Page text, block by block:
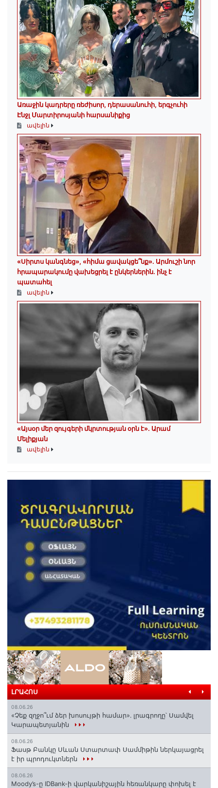
Առաջին կադրերը ռեժիսոր, դերասանուհի, երգչուհի
Էնջլ Մարտիրոսյանի հարսանիքից
ավելին
«Սիրտս կանգնեց», «հիմա ցավակցե՞նք». Արմուշի նոր
հրապարակումը վախեցրել է ընկերներին. ինչ է
պատահել
ավելին
«Այսօր մեր զույգերի մկրտության օրն է»․ Արամ
Մելիքյան
ավելին
ԼՐԱՀՈՍ
08.06.26
«Չեք զղջո՞ւմ ձեր խոսույթի համար»․ լրագրողը՝ Սամվել
Կարապետյանին
08.06.26
Ֆասթ Բանկը Սևան Ստարտափ Սամմիթին ներկայացրել
է իր պրոդուկտներն
08.06.26
Moody’s-ը IDBank-ի վարկանիշային հեռանկարը փոխել է